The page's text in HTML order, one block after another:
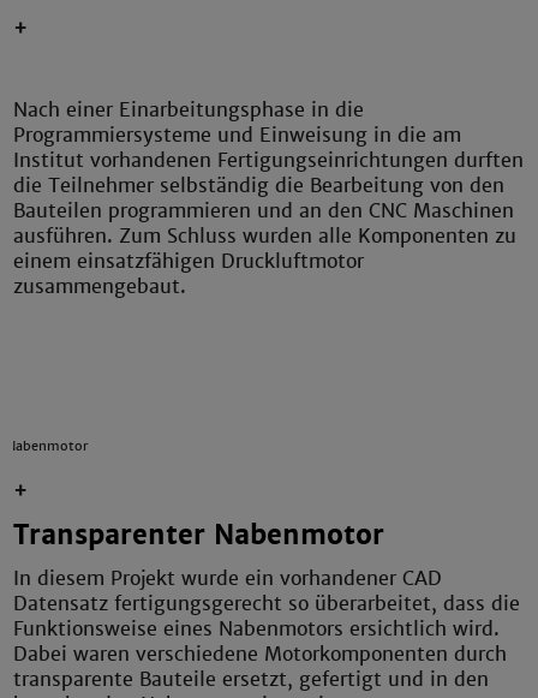
+
Nach einer Einarbeitungsphase in die
Programmiersysteme und Einweisung in die am
Institut vorhandenen Fertigungseinrichtungen durften
die Teilnehmer selbständig die Bearbeitung von den
Bauteilen programmieren und an den CNC Maschinen
ausführen. Zum Schluss wurden alle Komponenten zu
einem einsatzfähigen Druckluftmotor
zusammengebaut.
Nabenmotor
+
Transparenter Nabenmotor
In diesem Projekt wurde ein vorhandener CAD
Datensatz fertigungsgerecht so überarbeitet, dass die
Funktionsweise eines Nabenmotors ersichtlich wird.
Dabei waren verschiedene Motorkomponenten durch
transparente Bauteile ersetzt, gefertigt und in den